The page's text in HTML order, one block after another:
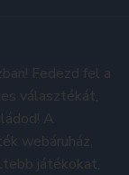
Fedezd fel a
választékát,
A
webáruház,
játékokat,